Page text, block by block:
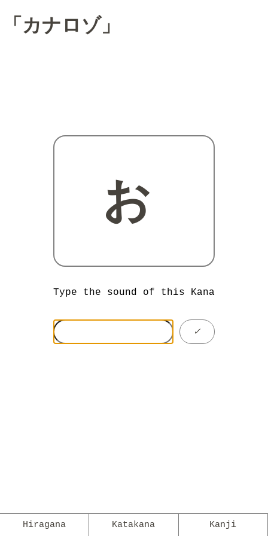
「カナロゾ」
お
Type the sound of this Kana
✓
Hiragana Katakana Kanji